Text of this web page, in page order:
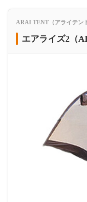
ARAI TENT（アライテン
エアライズ2（